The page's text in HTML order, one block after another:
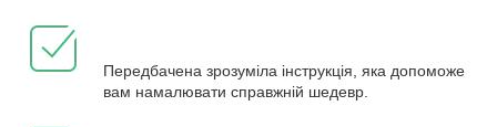
Передбачена зрозуміла інструкція, яка допоможе
вам намалювати справжній шедевр.